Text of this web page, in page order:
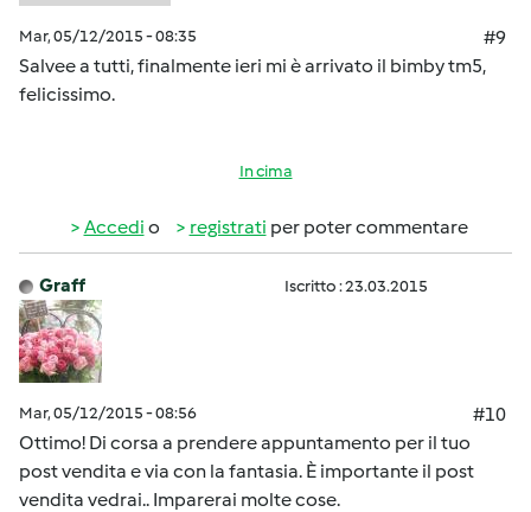
Mar, 05/12/2015 - 08:35
#9
Salvee a tutti, finalmente ieri mi è arrivato il bimby tm5,
felicissimo.
In cima
Accedi o registrati per poter commentare
Graff Iscritto : 23.03.2015
Mar, 05/12/2015 - 08:56
#10
Ottimo! Di corsa a prendere appuntamento per il tuo
post vendita e via con la fantasia. È importante il post
vendita vedrai.. Imparerai molte cose.